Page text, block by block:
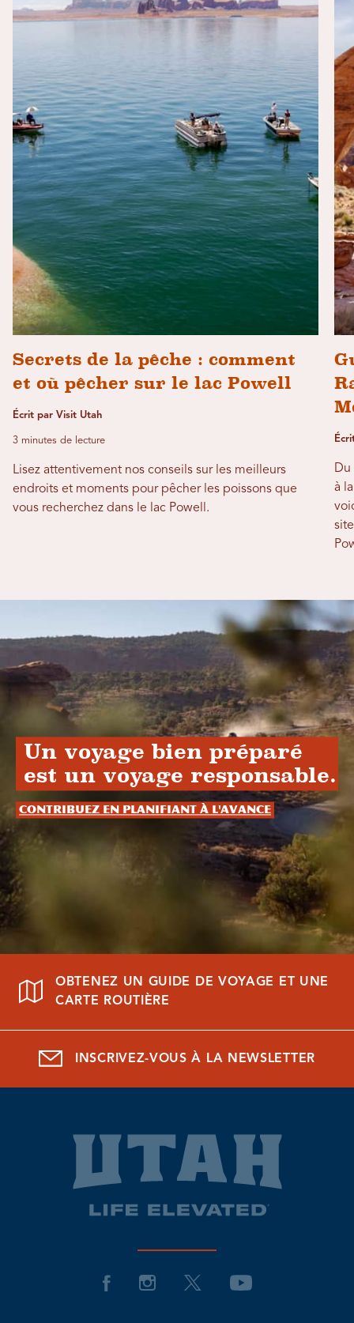
Secrets de la pêche : comment
et où pêcher sur le lac Powell
Écrit par Visit Utah
3 minutes de lecture
Lisez attentivement nos conseils sur les meilleurs
endroits et moments pour pêcher les poissons que
vous recherchez dans le lac Powell.
à
Un voyage bien préparé
est un voyage responsable.
Contribuez en planifiant à l'avance
OBTENEZ UN GUIDE DE VOYAGE ET UNE
CARTE ROUTIÈRE
INSCRIVEZ-VOUS À LA NEWSLETTER